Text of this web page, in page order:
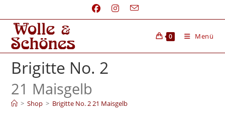
0 Menü
Brigitte No. 2
21 Maisgelb
> Shop > Brigitte No. 2 21 Maisgelb